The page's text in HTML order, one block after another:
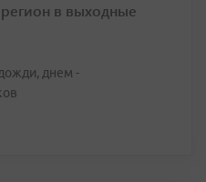
в выходные
днем -